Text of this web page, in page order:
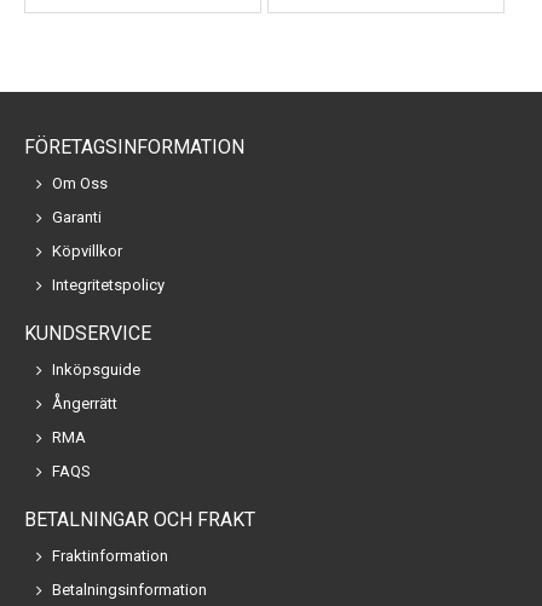
FÖRETAGSINFORMATION
Om Oss
Garanti
Köpvillkor
Integritetspolicy
KUNDSERVICE
Inköpsguide
Ångerrätt
RMA
FAQS
BETALNINGAR OCH FRAKT
Fraktinformation
Betalningsinformation